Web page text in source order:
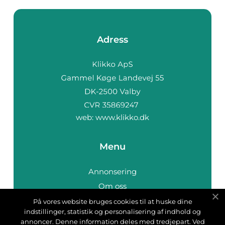
Adress
web: www.klikko.dk
Menu
Annonsering
Om oss
Cookies
Kontakta oss
På vores website bruges cookies til at huske dine
indstillinger, statistik og personalisering af indhold og
annoncer. Denne information deles med tredjepart. Ved